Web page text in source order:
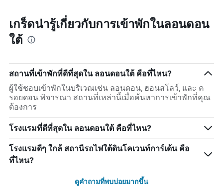
เกร็ดน่ารู้เกี่ยวกับการเข้าพักในลอนดอน
ใต้
สถานที่เข้าพักที่ดีที่สุดใน ลอนดอนใต้ คือที่ไหน?
ผู้ใช้ชอบเข้าพักในบริเวณเช่น ลอนดอน, ฮอนสโลว์, และ ค
รอยดอน พิจารณา สถานที่เหล่านี้เมื่อค้นหาการเข้าพักที่คุณ
ต้องการ
โรงแรมที่ดีที่สุดใน ลอนดอนใต้ คือที่ไหน?
โรงแรมดีๆ ใกล้ สถานีรถไฟใต้ดินโคเวนท์การ์เด้น คือ
ที่ไหน?
ดูคำถามที่พบบ่อยมากขึ้น